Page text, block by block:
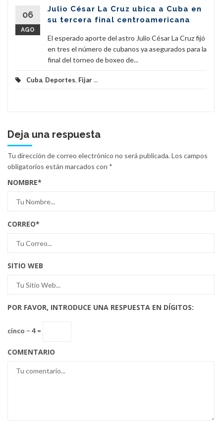
06
AGO
Julio César La Cruz ubica a Cuba en
su tercera final centroamericana
El esperado aporte del astro Julio César La Cruz fijó
en tres el número de cubanos ya asegurados para la
final del torneo de boxeo de...
Cuba, Deportes, Fijar...
Deja una respuesta
Tu dirección de correo electrónico no será publicada.Los campos
obligatorios están marcados con *
NOMBRE*
CORREO*
SITIO WEB
POR FAVOR, INTRODUCE UNA RESPUESTA EN DÍGITOS:
cinco − 4 =
COMENTARIO